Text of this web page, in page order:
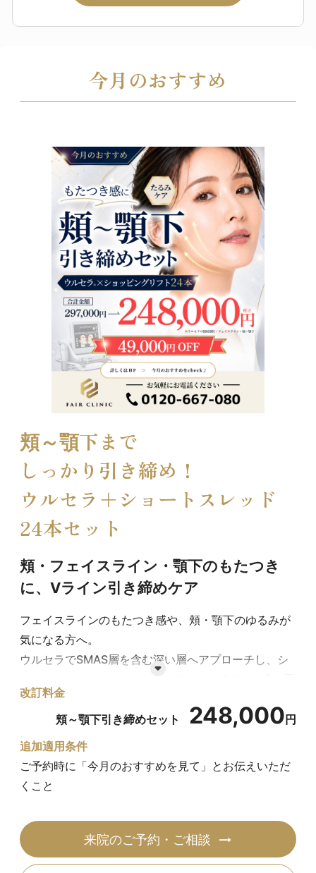
今月のおすすめ
頬～顎下まで
しっかり引き締め！
ウルセラ＋ショートスレッド
24本セット
頬・フェイスライン・顎下のもたつき
に、Vライン引き締めケア
フェイスラインのもたつき感や、頬・顎下のゆるみが
気になる方へ。
ウルセラでSMAS層を含む深い層へアプローチし、シ
のハリ感・引き締め感を補うことで、すっきりとした
Vライン印象を目指す引き締めセットです。
ウルセラ（頬＋フェイスライン＋下顎） 198,000円、
改訂料金
頬～顎下引き締めセット
248,000 円
追加適用条件
ご予約時に「今月のおすすめを見て」とお伝えいただ
くこと
来院のご予約・ご相談